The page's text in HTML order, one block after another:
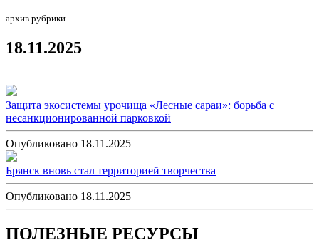
архив рубрики
18.11.2025
Защита экосистемы урочища «Лесные сараи»: борьба с
несанкционированной парковкой
Опубликовано 18.11.2025
Брянск вновь стал территорией творчества
Опубликовано 18.11.2025
ПОЛЕЗНЫЕ РЕСУРСЫ